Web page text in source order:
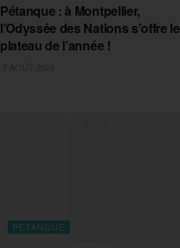
Pétanque : à Montpellier,
l’Odyssée des Nations s’offre le
plateau de l’année !
PETANQUE